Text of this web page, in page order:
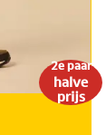
2e paar
halve
prijs